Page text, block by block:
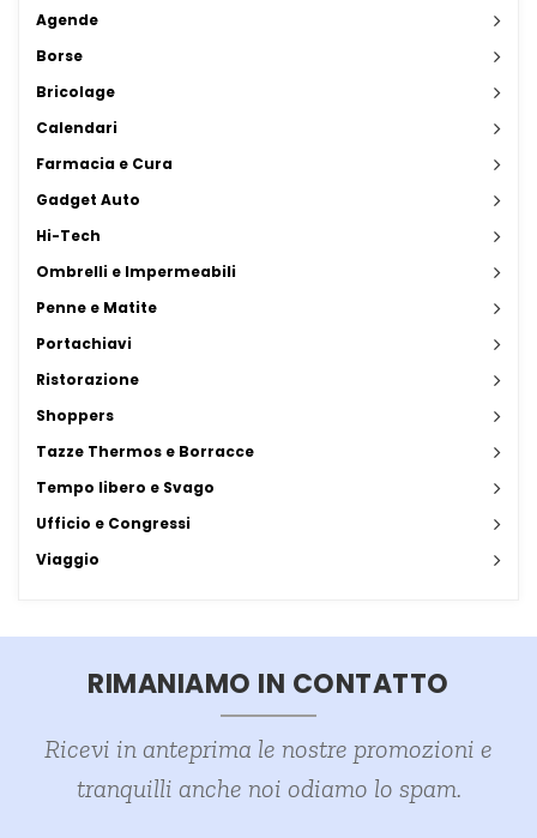
Agende
Borse
Bricolage
Calendari
Farmacia e Cura
Gadget Auto
Hi-Tech
Ombrelli e Impermeabili
Penne e Matite
Portachiavi
Ristorazione
Shoppers
Tazze Thermos e Borracce
Tempo libero e Svago
Ufficio e Congressi
Viaggio
RIMANIAMO IN CONTATTO
Ricevi in anteprima le nostre promozioni e
tranquilli anche noi odiamo lo spam.